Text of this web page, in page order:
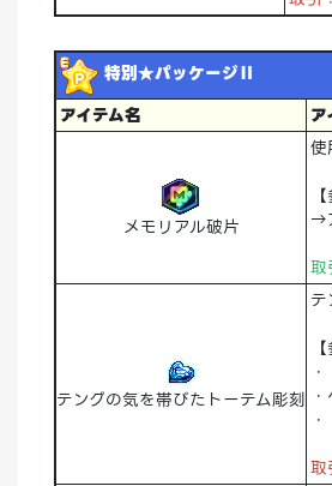
特別★パッケージⅡ
アイテム名
メモリアル破片
使
→
テングの気を帯びたトーテム彫刻
取